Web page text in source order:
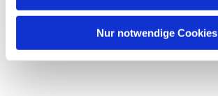
Nur notwendige Cookies